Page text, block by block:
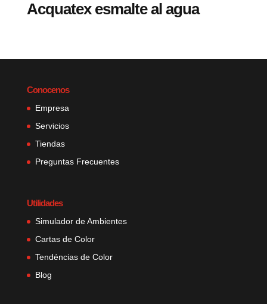
Acquatex esmalte al agua
Conocenos
Empresa
Servicios
Tiendas
Preguntas Frecuentes
Utilidades
Simulador de Ambientes
Cartas de Color
Tendéncias de Color
Blog